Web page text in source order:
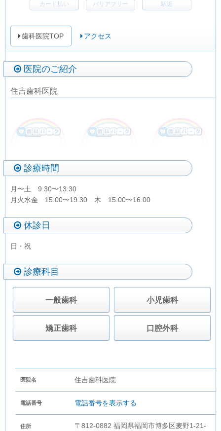
カード払い バリアフリー 駅近
歯科医院TOP アクセス
医院のご紹介
住吉歯科医院
診療時間
月〜土 9:30〜13:30
月火水金 15:00〜19:30 木 15:00〜16:00
休診日
日・祝
診療科目
一般歯科 小児歯科
矯正歯科 口腔外科
医院名 住吉歯科医院
電話番号 電話番号を表示する
住所 〒812-0882 福岡県福岡市博多区麦野1-21-